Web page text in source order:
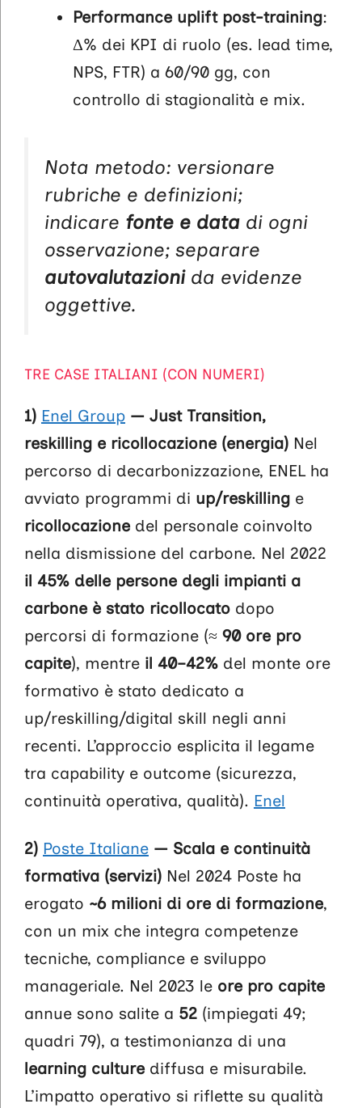
Performance uplift post-training:
Δ% dei KPI di ruolo (es. lead time,
NPS, FTR) a 60/90 gg, con
controllo di stagionalità e mix.
Nota metodo: versionare
rubriche e definizioni;
indicare fonte e data di ogni
osservazione; separare
autovalutazionida evidenze
oggettive.
TRE CASE ITALIANI (CON NUMERI)
1) Enel Group — Just Transition,
reskilling e ricollocazione (energia) Nel
percorso di decarbonizzazione, ENEL ha
avviato programmi di up/reskilling e
ricollocazionedel personale coinvolto
nella dismissione del carbone. Nel 2022
il 45% delle persone degli impianti a
carbone è stato ricollocato dopo
percorsi di formazione (≈ 90 ore pro
capite), mentre il 40–42% del monte ore
formativo è stato dedicato a
up/reskilling/digital skill negli anni
recenti. L’approccio esplicita il legame
tra capability e outcome (sicurezza,
continuità operativa, qualità). Enel
2) Poste Italiane — Scala e continuità
formativa (servizi) Nel 2024 Poste ha
erogato ~6 milioni di ore di formazione,
con un mix che integra competenze
tecniche, compliance e sviluppo
manageriale. Nel 2023 le ore pro capite
annue sono salite a 52 (impiegati 49;
quadri 79), a testimonianza di una
learning culturediffusa e misurabile.
L’impatto operativo si riflette su qualità